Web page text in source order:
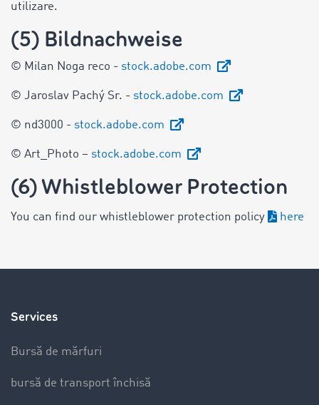
utilizare.
(5) Bildnachweise
© Milan Noga reco - stock.adobe.com
© Jaroslav Pachý Sr. - stock.adobe.com
© nd3000 - stock.adobe.com
© Art_Photo – stock.adobe.com
(6) Whistleblower Protection
You can find our whistleblower protection policy here
Services
Bursă de mărfuri
bursă de transport închisă